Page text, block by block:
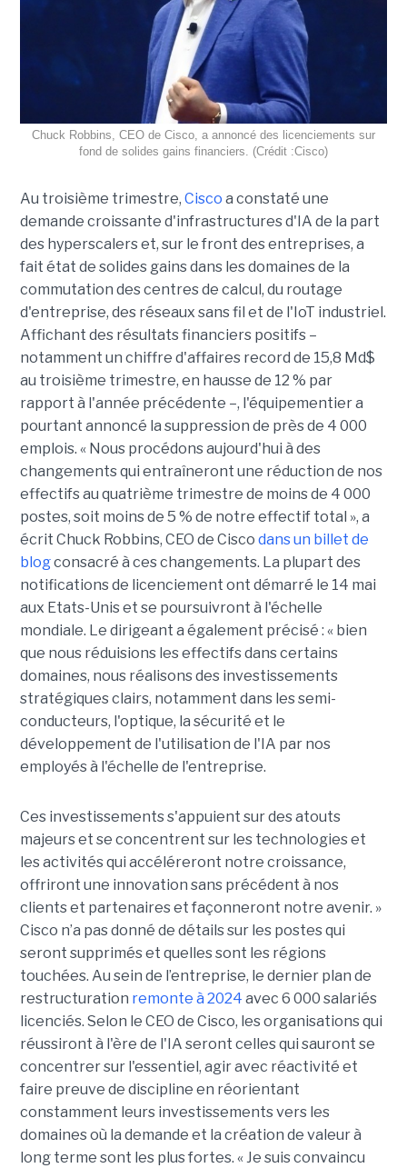
Chuck Robbins, CEO de Cisco, a annoncé des licenciements sur
fond de solides gains financiers. (Crédit :Cisco)
Au troisième trimestre, Cisco a constaté une
demande croissante d'infrastructures d'IA de la part
des hyperscalers et, sur le front des entreprises, a
fait état de solides gains dans les domaines de la
commutation des centres de calcul, du routage
d'entreprise, des réseaux sans fil et de l'IoT industriel.
Affichant des résultats financiers positifs –
notamment un chiffre d'affaires record de 15,8 Md$
au troisième trimestre, en hausse de 12 % par
rapport à l'année précédente –, l'équipementier a
pourtant annoncé la suppression de près de 4 000
emplois. « Nous procédons aujourd'hui à des
changements qui entraîneront une réduction de nos
effectifs au quatrième trimestre de moins de 4 000
postes, soit moins de 5 % de notre effectif total », a
écrit Chuck Robbins, CEO de Cisco dans un billet de
blogconsacré à ces changements. La plupart des
notifications de licenciement ont démarré le 14 mai
aux Etats-Unis et se poursuivront à l'échelle
mondiale. Le dirigeant a également précisé : « bien
que nous réduisions les effectifs dans certains
domaines, nous réalisons des investissements
stratégiques clairs, notamment dans les semi-
conducteurs, l'optique, la sécurité et le
développement de l'utilisation de l'IA par nos
employés à l'échelle de l'entreprise.
Ces investissements s'appuient sur des atouts
majeurs et se concentrent sur les technologies et
les activités qui accéléreront notre croissance,
offriront une innovation sans précédent à nos
clients et partenaires et façonneront notre avenir. »
Cisco n’a pas donné de détails sur les postes qui
seront supprimés et quelles sont les régions
touchées. Au sein de l’entreprise, le dernier plan de
restructuration remonte à 2024 avec 6 000 salariés
licenciés. Selon le CEO de Cisco, les organisations qui
réussiront à l'ère de l'IA seront celles qui sauront se
concentrer sur l'essentiel, agir avec réactivité et
faire preuve de discipline en réorientant
constamment leurs investissements vers les
domaines où la demande et la création de valeur à
long terme sont les plus fortes. « Je suis convaincu